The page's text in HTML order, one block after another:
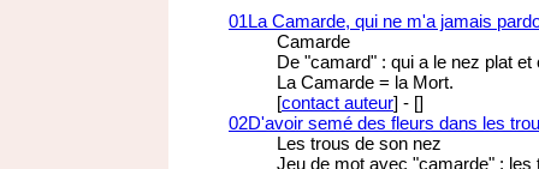
01La Camarde, qui ne m'a jamais
Camarde
De "camard" : qui a le nez plat
La Camarde = la Mort.
[contact auteur] - []
02D'avoir semé des fleurs dans les
Les trous de son nez
Jeu de mot avec "camarde" :